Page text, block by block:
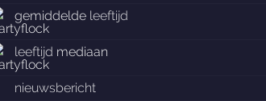
gemiddelde leeftijd
leeftijd mediaan
nieuwsbericht